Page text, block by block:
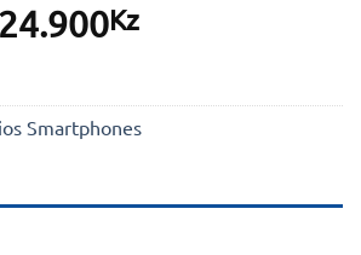
O
24.900KzO
atual
é:
Smartphones